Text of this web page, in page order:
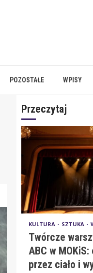
POZOSTAŁE WPISY
Przeczytaj
KULTURA SZTUKA
Twórcze
ABC w
przez ciało i